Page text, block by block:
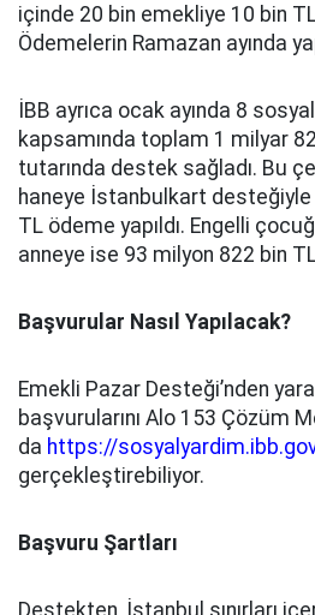
içinde 20 bin emekliye 10 bin
Ödemelerin Ramazan ayında
İBB ayrıca ocak ayında 8
kapsamında toplam 1 milyar
tutarında destek sağladı. Bu
haneye İstanbulkart desteğiyle
TL ödeme yapıldı. Engelli
anneye ise 93 milyon 822 bin
Başvurular Nasıl Yapılacak?
Emekli Pazar Desteği’nden
başvurularını Alo 153 Çözüm
da https://
gerçekleştirebiliyor.
Başvuru Şartları